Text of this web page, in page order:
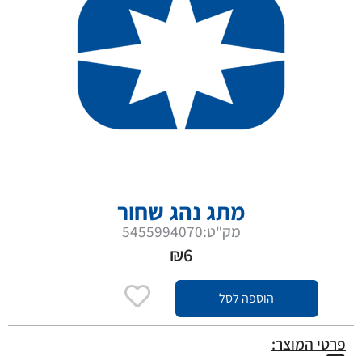
מתג נהג שחור
מק"ט:5455994070
₪6
הוספה לסל
פרטי המוצר: